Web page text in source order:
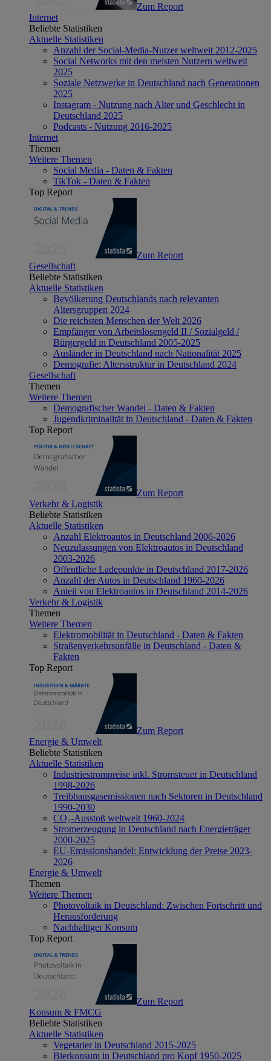
Zum Report
Internet
Beliebte Statistiken
Aktuelle Statistiken
Anzahl der Social-Media-Nutzer weltweit 2012-2025
Social Networks mit den meisten Nutzern weltweit
2025
Soziale Netzwerke in Deutschland nach Generationen
2025
Instagram - Nutzung nach Alter und Geschlecht in
Deutschland 2025
Podcasts - Nutzung 2016-2025
Internet
Themen
Weitere Themen
Social Media - Daten & Fakten
TikTok - Daten & Fakten
Top Report
Zum Report
Gesellschaft
Beliebte Statistiken
Aktuelle Statistiken
Bevölkerung Deutschlands nach relevanten
Altersgruppen 2024
Die reichsten Menschen der Welt 2026
Empfänger von Arbeitslosengeld II / Sozialgeld /
Bürgergeld in Deutschland 2005-2025
Ausländer in Deutschland nach Nationalität 2025
Demografie: Altersstruktur in Deutschland 2024
Gesellschaft
Themen
Weitere Themen
Demografischer Wandel - Daten & Fakten
Jugendkriminalität in Deutschland - Daten & Fakten
Top Report
Zum Report
Verkehr & Logistik
Beliebte Statistiken
Aktuelle Statistiken
Anzahl Elektroautos in Deutschland 2006-2026
Neuzulassungen von Elektroautos in Deutschland
2003-2026
Öffentliche Ladepunkte in Deutschland 2017-2026
Anzahl der Autos in Deutschland 1960-2026
Anteil von Elektroautos in Deutschland 2014-2026
Verkehr & Logistik
Themen
Weitere Themen
Elektromobilität in Deutschland - Daten & Fakten
Straßenverkehrsunfälle in Deutschland - Daten &
Fakten
Top Report
Zum Report
Energie & Umwelt
Beliebte Statistiken
Aktuelle Statistiken
Industriestrompreise inkl. Stromsteuer in Deutschland
1998-2026
Treibhausgasemissionen nach Sektoren in Deutschland
1990-2030
CO₂-Ausstoß weltweit 1960-2024
Stromerzeugung in Deutschland nach Energieträger
2000-2025
EU-Emissionshandel: Entwicklung der Preise 2023-
2026
Energie & Umwelt
Themen
Weitere Themen
Photovoltaik in Deutschland: Zwischen Fortschritt und
Herausforderung
Nachhaltiger Konsum
Top Report
Zum Report
Konsum & FMCG
Beliebte Statistiken
Aktuelle Statistiken
Vegetarier in Deutschland 2015-2025
Bierkonsum in Deutschland pro Kopf 1950-2025